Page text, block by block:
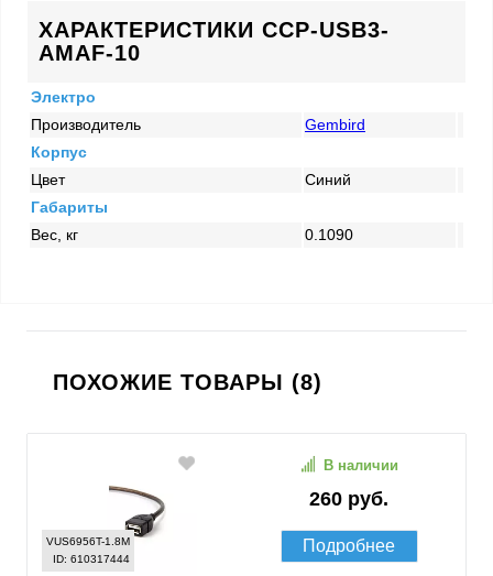
ХАРАКТЕРИСТИКИ CCP-USB3-
AMAF-10
Электро
Производитель
Gembird
Корпус
Цвет
Синий
Габариты
Вес, кг
0.1090
ПОХОЖИЕ ТОВАРЫ (8)
VUS6956T-1.8M
ID: 610317444
260 руб.
В наличии
Подробнее